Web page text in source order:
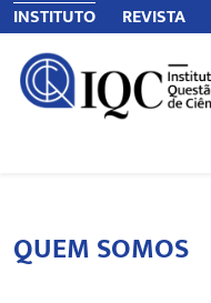
INSTITUTO REVISTA
QUEM SOMOS